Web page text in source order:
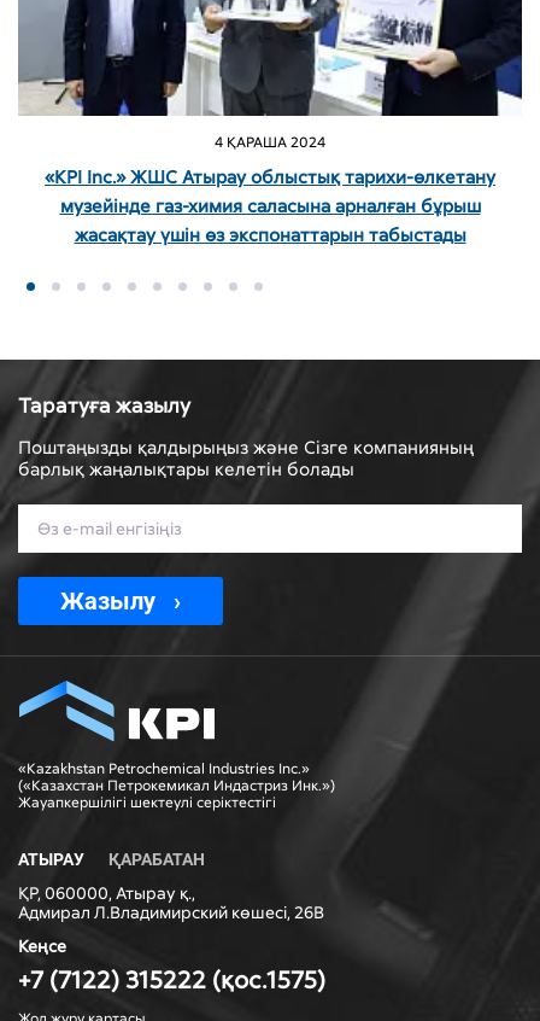
4 ҚАРАША 2024
«KPI Inc.» ЖШС Атырау облыстық тарихи-өлкетану
музейінде газ-химия саласына арналған бұрыш
жасақтау үшін өз экспонаттарын табыстады
Таратуға жазылу
Поштаңызды қалдырыңыз және Сізге компанияның
барлық жаңалықтары келетін болады
Жазылу
«Kazakhstan Petrochemical Industries Inc.»
(«Казахстан Петрокемикал Индастриз Инк.»)
Жауапкершiлiгi шектеулi серiктестiгi
АТЫРАУ ҚАРАБАТАН
ҚР, 060000, Атырау қ.,
Адмирал Л.Владимирский көшесі, 26В
Кеңсе
+7 (7122) 315222 (қос.1575)